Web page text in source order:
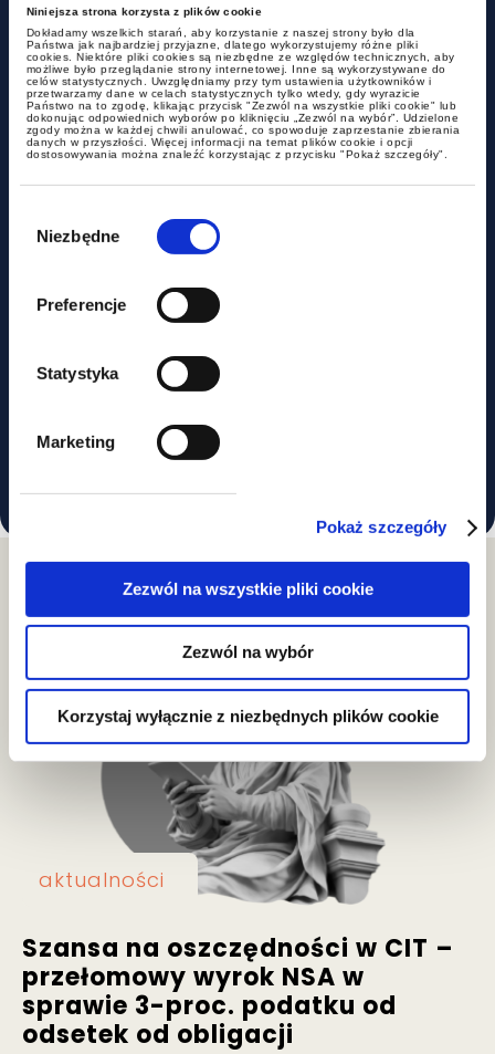
Niniejsza strona korzysta z plików cookie
Dokładamy wszelkich starań, aby korzystanie z naszej strony było dla
Państwa jak najbardziej przyjazne, dlatego wykorzystujemy różne pliki
cookies. Niektóre pliki cookies są niezbędne ze względów technicznych, aby
możliwe było przeglądanie strony internetowej. Inne są wykorzystywane do
celów statystycznych. Uwzględniamy przy tym ustawienia użytkowników i
przetwarzamy dane w celach statystycznych tylko wtedy, gdy wyrazicie
Państwo na to zgodę, klikając przycisk "Zezwól na wszystkie pliki cookie" lub
dokonując odpowiednich wyborów po kliknięciu „Zezwól na wybór”. Udzielone
zgody można w każdej chwili anulować, co spowoduje zaprzestanie zbierania
danych w przyszłości. Więcej informacji na temat plików cookie i opcji
dostosowywania można znaleźć korzystając z przycisku "Pokaż szczegóły".
zgody
Niezbędne
Preferencje
Statystyka
Marketing
Pokaż szczegóły
Zezwól na wszystkie pliki cookie
Zezwól na wybór
Korzystaj wyłącznie z niezbędnych plików cookie
Więcej Projektów
Doradztwo podatkowe przy nabyciu
hotelu Belvedere
Aktualności
aktualności
Szansa na oszczędności w CIT –
przełomowy wyrok NSA w
sprawie 3-proc. podatku od
odsetek od obligacji